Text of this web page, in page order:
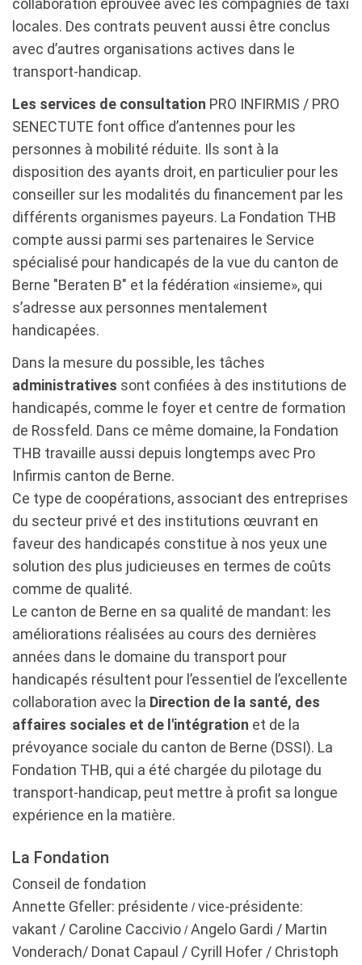
collaboration éprouvée avec les compagnies de taxi
locales. Des contrats peuvent aussi être conclus
avec d’autres organisations actives dans le
transport-handicap.
Les services de consultation PRO INFIRMIS / PRO
SENECTUTE font office d’antennes pour les
personnes à mobilité réduite. Ils sont à la
disposition des ayants droit, en particulier pour les
conseiller sur les modalités du financement par les
différents organismes payeurs. La Fondation THB
compte aussi parmi ses partenaires le Service
spécialisé pour handicapés de la vue du canton de
Berne "Beraten B" et la fédération «insieme», qui
s’adresse aux personnes mentalement
handicapées.
Dans la mesure du possible, les tâches
administratives sont confiées à des institutions de
handicapés, comme le foyer et centre de formation
de Rossfeld. Dans ce même domaine, la Fondation
THB travaille aussi depuis longtemps avec Pro
Infirmis canton de Berne.
Ce type de coopérations, associant des entreprises
du secteur privé et des institutions œuvrant en
faveur des handicapés constitue à nos yeux une
solution des plus judicieuses en termes de coûts
comme de qualité.
Le canton de Berne en sa qualité de mandant: les
améliorations réalisées au cours des dernières
années dans le domaine du transport pour
handicapés résultent pour l’essentiel de l’excellente
collaboration avec la Direction de la santé, des
affaires sociales et de l'intégration et de la
prévoyance sociale du canton de Berne (DSSI). La
Fondation THB, qui a été chargée du pilotage du
transport-handicap, peut mettre à profit sa longue
expérience en la matière.
La Fondation
Conseil de fondation
Annette Gfeller: présidente / vice-présidente:
vakant / Caroline Caccivio / Angelo Gardi / Martin
Vonderach/ Donat Capaul / Cyrill Hofer / Christoph